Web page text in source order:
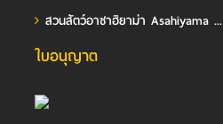
สวนสัตว์อาซาฮิยาม่า Asahiyama ...
ใบอนุญาต